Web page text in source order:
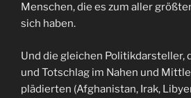
Menschen, die es zum aller
sich haben.
Und die gleichen Politikdarsteller,
und Totschlag im Nahen und
plädierten (Afghanistan, Irak,